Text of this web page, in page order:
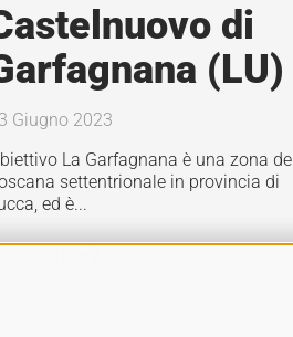
di
(LU)
Giugno 2023
La Garfagnana è una zona
settentrionale in provincia di
ed è...